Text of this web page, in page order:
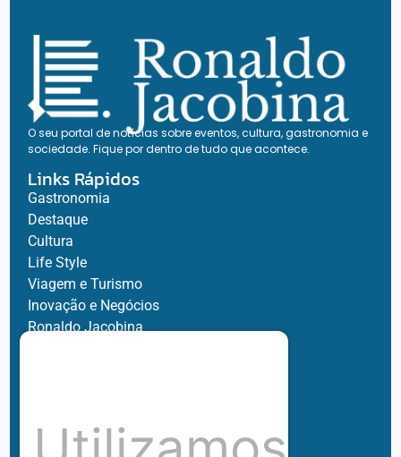
O seu portal de notícias sobre eventos, cultura, gastronomia e
sociedade. Fique por dentro de tudo que acontece.
Links Rápidos
Gastronomia
Destaque
Cultura
Life Style
Viagem e Turismo
Inovação e Negócios
Ronaldo Jacobina
Hubnexxo
Tidelli